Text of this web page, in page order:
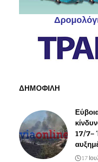
ΔΗΜΟΦΙΛΗ
17/7–
17